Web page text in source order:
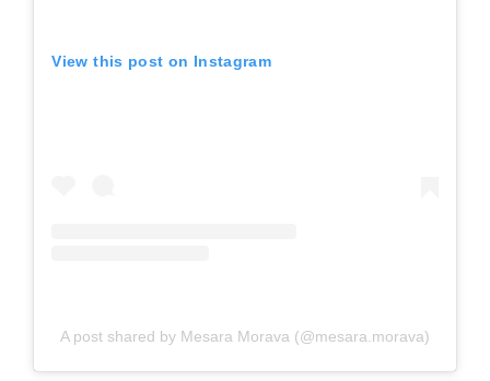
View this post on Instagram
A post shared by Mesara Morava (@mesara.morava)